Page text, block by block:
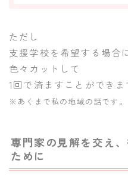
ただし
支援学校を希望する場合
色々カットして
1回で済ますことができま
※あくまで私の地域の話です。
専門家の見解を交え
ために